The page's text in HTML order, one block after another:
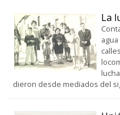
La
dieron desde mediados del